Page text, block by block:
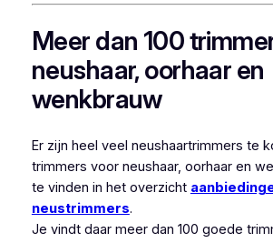
Meer dan 100
neushaar, oorhaar en
wenkbrauw
Er zijn heel veel neushaartrimmers te
trimmers voor neushaar, oorhaar en
te vinden in het overzicht
neustrimmers.
Je vindt daar meer dan 100 goede